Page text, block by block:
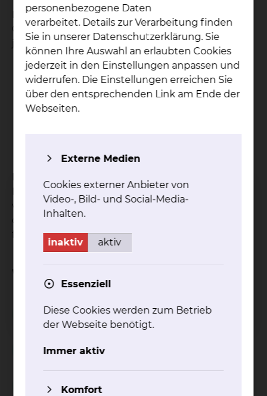
Die Zeit im Krankenhaus ist oft mit gemischten
Gefühlen verbunden. Viele wünschen sich, dass
jemand Zeit hat
da zu sein für das, was sie momentan bewegt
ihren Lebensgeschichten vertraulich
zuzuhören
ihre Sorgen und Ängste mit auszuhalten
mit ihnen neue Wege zu suchen.
Begleitung und Unterstützung an –
verschwiegen, kostenfrei und unabhängig davon,
ob Sie sich einer Kirche oder Religion zugehörig
fühlen.
Weitere Informationen
Seelsorgegespräche
Begleitung in Krisen
Sterbe- und Trauerbegleitung
personenbezogene Daten
verarbeitet. Details zur Verarbeitung finden
Sie in unserer Datenschutzerklärung. Sie
können Ihre Auswahl an erlaubten Cookies
jederzeit in den Einstellungen anpassen und
widerrufen. Die Einstellungen erreichen Sie
über den entsprechenden Link am Ende der
Webseiten.
Externe Medien
Cookies externer Anbieter von
Video-, Bild- und Social-Media-
Inhalten.
inaktiv aktiv
Essenziell
Diese Cookies werden zum Betrieb
der Webseite benötigt.
Immer aktiv
Komfort